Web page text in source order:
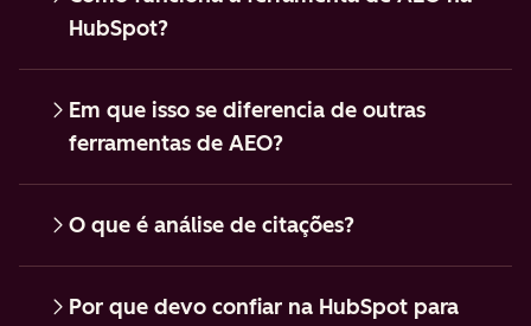
HubSpot?
Em que isso se diferencia de outras
ferramentas de AEO?
O que é análise de citações?
Por que devo confiar na HubSpot para